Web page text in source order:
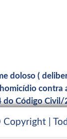
doloso (
contra
do Código
|